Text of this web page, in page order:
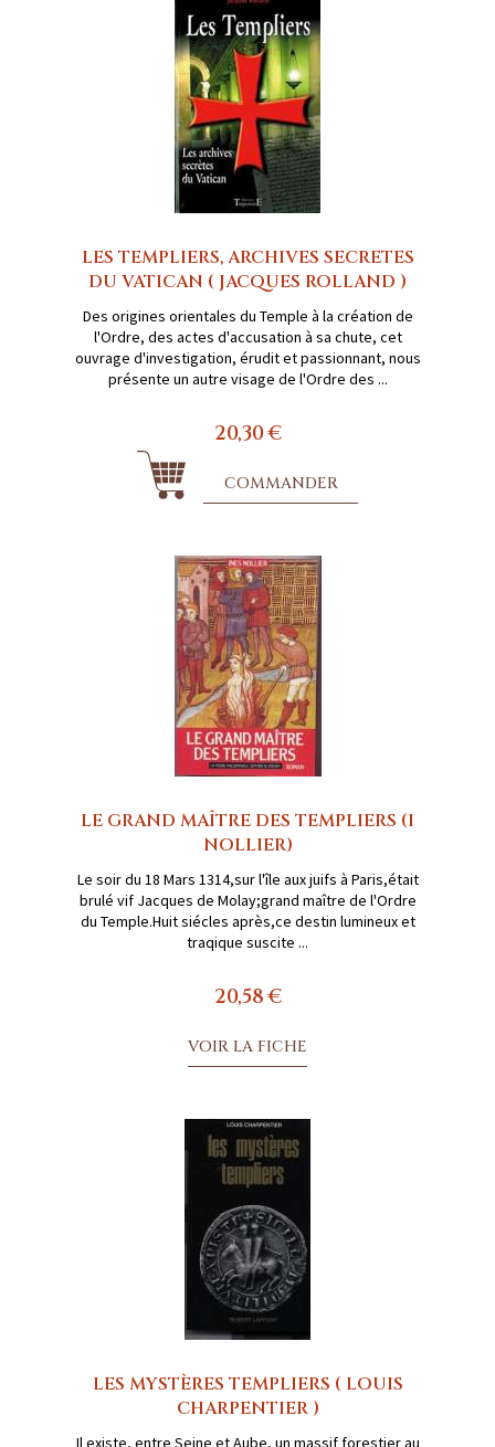
LES TEMPLIERS, ARCHIVES SECRETES
DU VATICAN ( JACQUES ROLLAND )
Des origines orientales du Temple à la création de
l'Ordre, des actes d'accusation à sa chute, cet
ouvrage d'investigation, érudit et passionnant, nous
présente un autre visage de l'Ordre des ...
20,30 €
COMMANDER
LE GRAND MAÎTRE DES TEMPLIERS (I
NOLLIER)
Le soir du 18 Mars 1314,sur l'île aux juifs à Paris,était
brulé vif Jacques de Molay;grand maître de l'Ordre
du Temple.Huit siécles après,ce destin lumineux et
traqique suscite ...
20,58 €
VOIR LA FICHE
LES MYSTÈRES TEMPLIERS ( LOUIS
CHARPENTIER )
Il existe, entre Seine et Aube, un massif forestier au